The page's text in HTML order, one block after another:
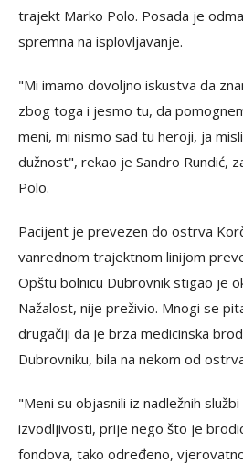
trajekt Marko Polo. Posada je
spremna na isplovljavanje.
"Mi imamo dovoljno iskustva da
zbog toga i jesmo tu, da
meni, mi nismo sad tu heroji, ja
dužnost", rekao je Sandro Rundić,
Polo.
Pacijent je prevezen do ostrva
vanrednom trajektnom linijom
Opštu bolnicu Dubrovnik stigao je
Nažalost, nije preživio. Mnogi se
drugačiji da je brza medicinska
Dubrovniku, bila na nekom od
"Meni su objasnili iz nadležnih
izvodljivosti, prije nego što je
fondova, tako određeno,